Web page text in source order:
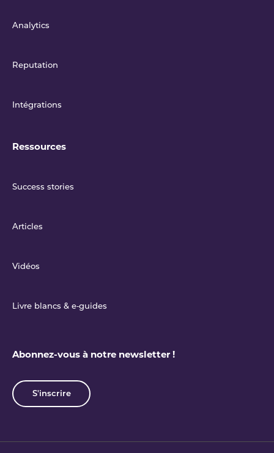
Analytics
Reputation
Intégrations
Ressources
Success stories
Articles
Vidéos
Livre blancs & e‑guides
Abonnez-vous à notre newsletter !
S'inscrire